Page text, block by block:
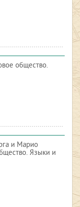
общество.
и Марио
Языки и